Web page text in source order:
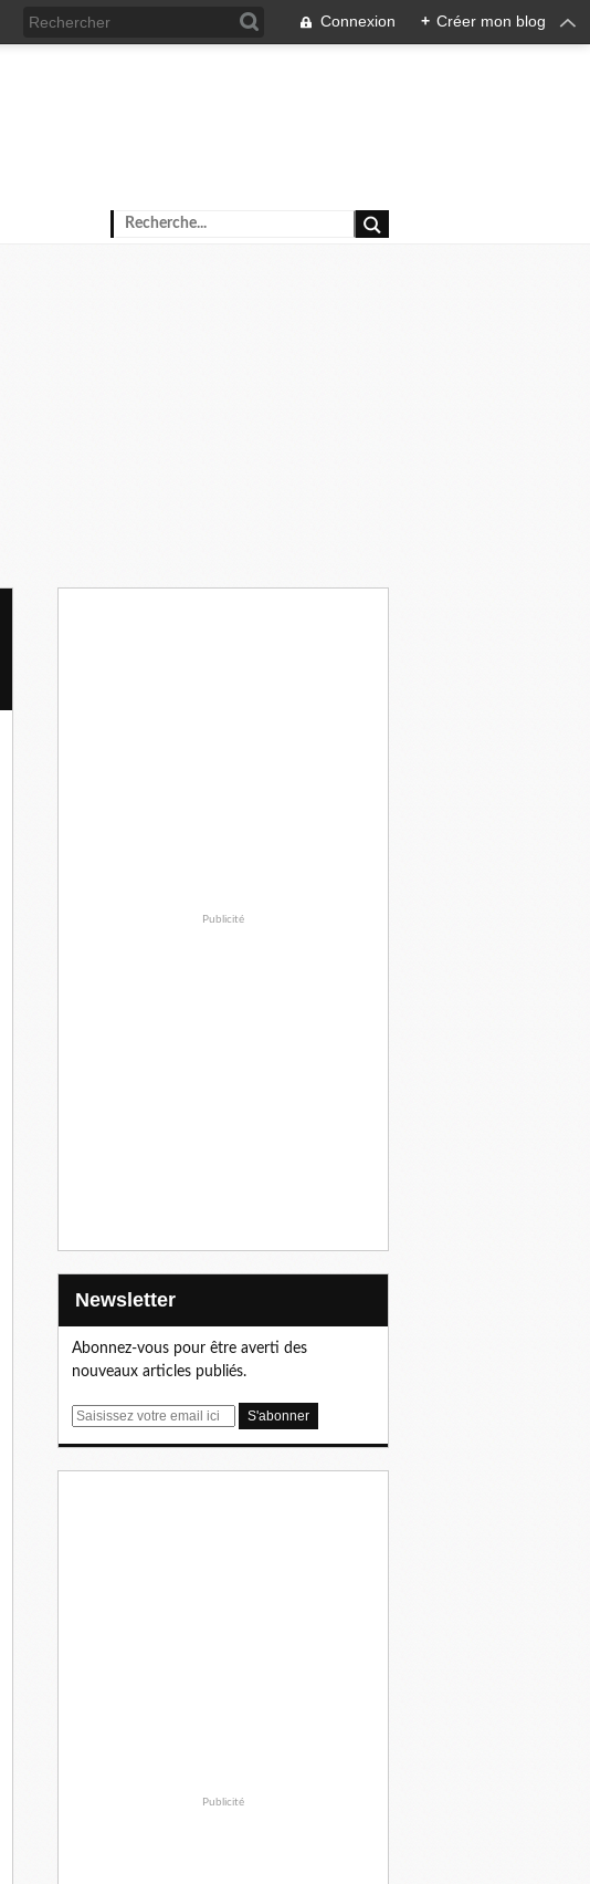
Connexion + Créer mon blog
Publicité
Newsletter
Abonnez-vous pour être averti des
nouveaux articles publiés.
E
Publicité